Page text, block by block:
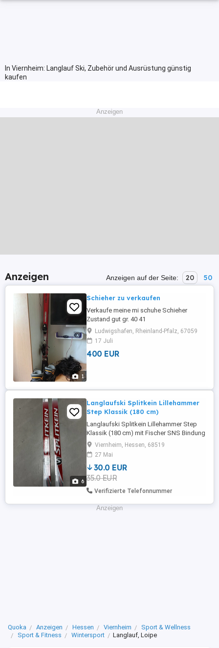
In Viernheim: Langlauf Ski, Zubehör und Ausrüstung günstig
kaufen
Anzeigen
Anzeigen Anzeigen auf der Seite: 20 50
1
Schieher zu verkaufen
Verkaufe meine mi schuhe Schieher
Zustand gut gr. 40 41
Ludwigshafen, Rheinland-Pfalz, 67059
17 Juli
400 EUR
6
Langlaufski Splitkein Lillehammer
Step Klassik (180 cm)
Langlaufski Splitkein Lillehammer Step
Klassik (180 cm) mit Fischer SNS Bindung
Verkaufe ein Paar gut erhaltene Splitkein
Lillehammer Step Langlaufski (180 cm)
für den klassischen Stil. Ideal für
Einsteiger und Freizeitläufer! Details:
Länge: 180 cm System: Step-Ski No-Wax
Bindung: Fischer SNS ...
Viernheim, Hessen, 68519
27 Mai
30.0 EUR
35.0 EUR
Verifizierte Telefonnummer
Anzeigen
Quoka Anzeigen Hessen Viernheim
Sport & Wellness
Sport & Fitness
Wintersport Langlauf, Loipe